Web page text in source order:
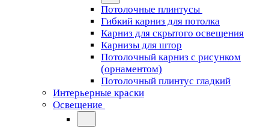
Потолочные плинтусы
Гибкий карниз для потолка
Карниз для скрытого освещения
Карнизы для штор
Потолочный карниз с рисунком
(орнаментом)
Потолочный плинтус гладкий
Интерьерные краски
Освещение